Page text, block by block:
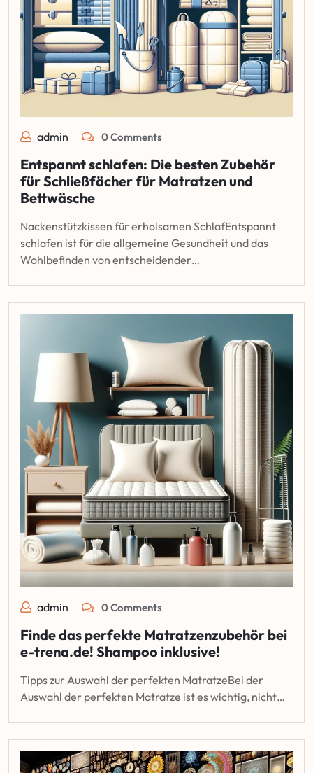
admin 0 Comments
Entspannt schlafen: Die besten Zubehör
für Schließfächer für Matratzen und
Bettwäsche
Nackenstützkissen für erholsamen SchlafEntspannt
schlafen ist für die allgemeine Gesundheit und das
Wohlbefinden von entscheidender…
admin 0 Comments
Finde das perfekte Matratzenzubehör bei
e-trena.de! Shampoo inklusive!
Tipps zur Auswahl der perfekten MatratzeBei der
Auswahl der perfekten Matratze ist es wichtig, nicht…